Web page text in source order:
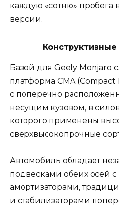
каждую «сотню» пробега
версии.
Базой для Geely Monjaro
платформа CMA
с поперечно
несущим кузовом, в
которого применены
сверхвысокопрочные
Автомобиль обладает
подвесками обеих осей
амортизаторами,
и стабилизаторами